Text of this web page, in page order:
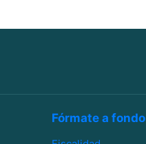
Fórmate a fondo